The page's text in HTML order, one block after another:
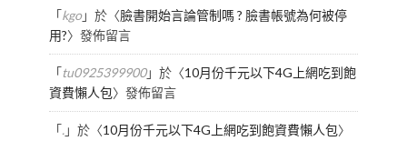
「kgo」於〈臉書開始言論管制嗎 ? 臉書帳號為何被停
用?〉發佈留言
「tu0925399900」於〈10月份千元以下4G上網吃到飽
資費懶人包〉發佈留言
「.」於〈10月份千元以下4G上網吃到飽資費懶人包〉